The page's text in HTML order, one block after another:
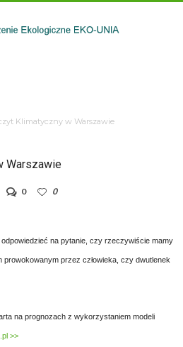
Klimatyczny w Warszawie
Warszawie
0 0
na pytanie, czy rzeczywiście mamy
prowokowanym przez człowieka, czy dwutlenek
na prognozach z wykorzystaniem modeli
>>